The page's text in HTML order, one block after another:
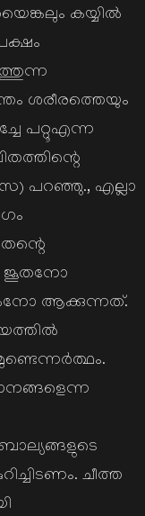
കയ്യില്‍
ശരീരത്തെയും
പറ്റൂഎന്ന
പറഞ്ഞു., എല്ലാ
ജൂതനോ
ആക്കുന്നത്‌.
ചീത്ത